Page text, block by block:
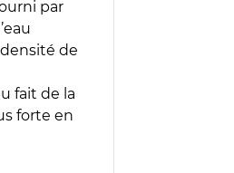
par
de
fait de la
forte en